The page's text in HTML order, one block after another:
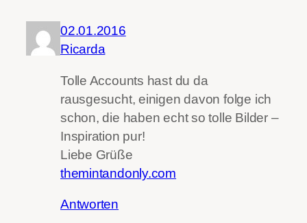
02.01.2016
Ricarda
Tolle Accounts hast du da
rausgesucht, einigen davon folge ich
schon, die haben echt so tolle Bilder –
Inspiration pur!
Liebe Grüße
themintandonly.com
Antworten